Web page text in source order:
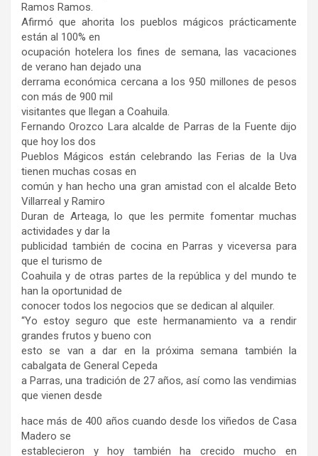
Ramos Ramos.
Afirmó que ahorita los pueblos mágicos prácticamente
están al 100% en
ocupación hotelera los fines de semana, las vacaciones
de verano han dejado una
derrama económica cercana a los 950 millones de pesos
con más de 900 mil
visitantes que llegan a Coahuila.
Fernando Orozco Lara alcalde de Parras de la Fuente dijo
que hoy los dos
Pueblos Mágicos están celebrando las Ferias de la Uva
tienen muchas cosas en
común y han hecho una gran amistad con el alcalde Beto
Villarreal y Ramiro
Duran de Arteaga, lo que les permite fomentar muchas
actividades y dar la
publicidad también de cocina en Parras y viceversa para
que el turismo de
Coahuila y de otras partes de la república y del mundo te
han la oportunidad de
conocer todos los negocios que se dedican al alquiler.
“Yo estoy seguro que este hermanamiento va a rendir
grandes frutos y bueno con
esto se van a dar en la próxima semana también la
cabalgata de General Cepeda
a Parras, una tradición de 27 años, así como las vendimias
que vienen desde
hace más de 400 años cuando desde los viñedos de Casa
Madero se
establecieron y hoy también ha crecido mucho en